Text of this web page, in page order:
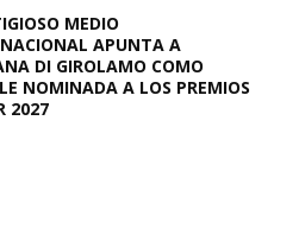
MEDIO
APUNTA A
DI GIROLAMO COMO
NOMINADA A LOS PREMIOS
2027